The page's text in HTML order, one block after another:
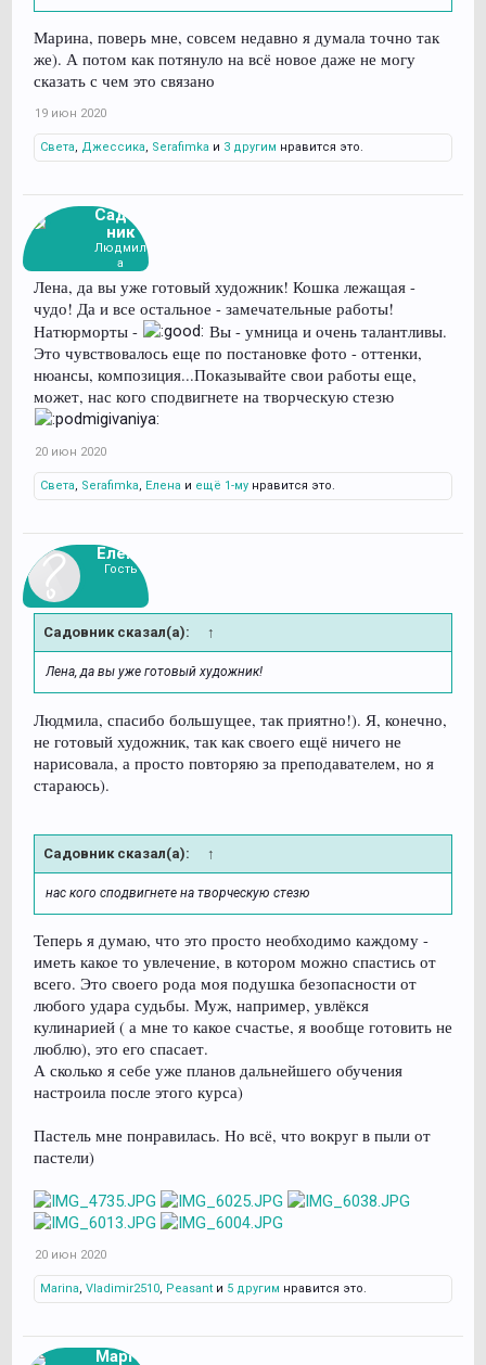
Марина, поверь мне, совсем недавно я думала точно так
же). А потом как потянуло на всё новое даже не могу
сказать с чем это связано
19 июн 2020
Света, Джессика, Serafimka и 3 другим нравится это.
Садов
ник
Людмил
а
Лена, да вы уже готовый художник! Кошка лежащая -
чудо! Да и все остальное - замечательные работы!
Натюрморты -
Вы - умница и очень талантливы.
Это чувствовалось еще по постановке фото - оттенки,
нюансы, композиция...Показывайте свои работы еще,
может, нас кого сподвигнете на творческую стезю
20 июн 2020
Света, Serafimka, Елена и ещё 1-му нравится это.
Елена
Гость
Садовник сказал(а): ↑
Лена, да вы уже готовый художник!
Людмила, спасибо большущее, так приятно!). Я, конечно,
не готовый художник, так как своего ещё ничего не
нарисовала, а просто повторяю за преподавателем, но я
стараюсь).
Садовник сказал(а): ↑
нас кого сподвигнете на творческую стезю
Теперь я думаю, что это просто необходимо каждому -
иметь какое то увлечение, в котором можно спастись от
всего. Это своего рода моя подушка безопасности от
любого удара судьбы. Муж, например, увлёкся
кулинарией ( а мне то какое счастье, я вообще готовить не
люблю), это его спасает.
А сколько я себе уже планов дальнейшего обучения
настроила после этого курса)
Пастель мне понравилась. Но всё, что вокруг в пыли от
пастели)
20 июн 2020
Marina, Vladimir2510, Peasant и 5 другим нравится это.
Марго